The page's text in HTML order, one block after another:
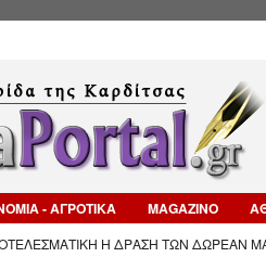
- ΑΓΡΟΤΙΚΑ MAGAZINO
Η ΔΡΑΣΗ ΤΩΝ ΔΩΡΕΑΝ